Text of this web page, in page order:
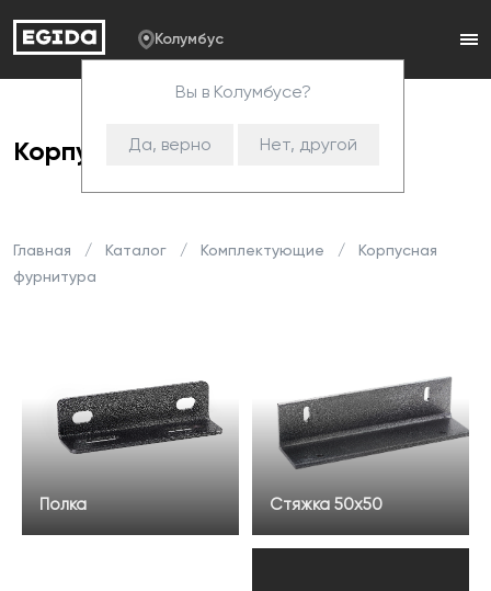
Колумбус
Вы в Колумбусе?
Да, верно Нет, другой
Корпусная фурнитура
Главная Каталог Комплектующие
Корпусная
фурнитура
Полка Стяжка 50х50